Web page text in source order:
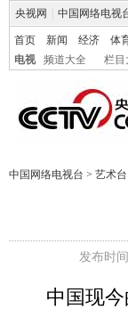
央视网 中国网络电视
首页 新闻 经济 体
电视
频道大全 栏目
中国网络电视台 > 艺术台
发布时
中国现今